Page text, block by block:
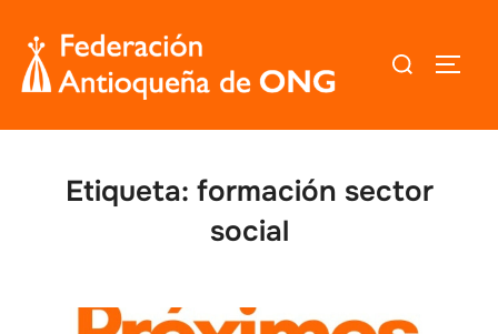
contenido
Buscar:
Etiqueta: formación sector
social